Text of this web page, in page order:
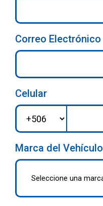
Correo Electrónico
Celular
Marca del Vehículo